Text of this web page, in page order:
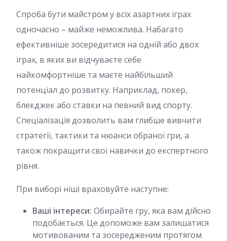
Спроба бути майстром у всіх азартних іграх
одночасно – майже неможлива. Набагато
ефективніше зосередитися на одній або двох
іграх, в яких ви відчуваєте себе
найкомфортніше та маєте найбільший
потенціал до розвитку. Наприклад, покер,
блекджек або ставки на певний вид спорту.
Спеціалізація дозволить вам глибше вивчити
стратегії, тактики та нюанси обраної гри, а
також покращити свої навички до експертного
рівня.
При виборі ніші враховуйте наступне:
Ваші інтереси: Обирайте гру, яка вам дійсно
подобається. Це допоможе вам залишатися
мотивованим та зосередженим протягом